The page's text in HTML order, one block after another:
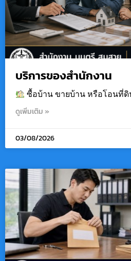
บริการของสำนักงาน
ซื้อบ้าน ขายบ้าน หรือโอนที่ดิ
ดูเพิ่มเติม »
03/08/2026